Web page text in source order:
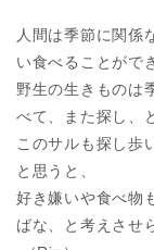
人間は季節に関係
い食べることがで
野生の生きものは
べて、また探し、
このサルも探し歩
と思うと、
好き嫌いや食べ物
ばな、と考えさせ